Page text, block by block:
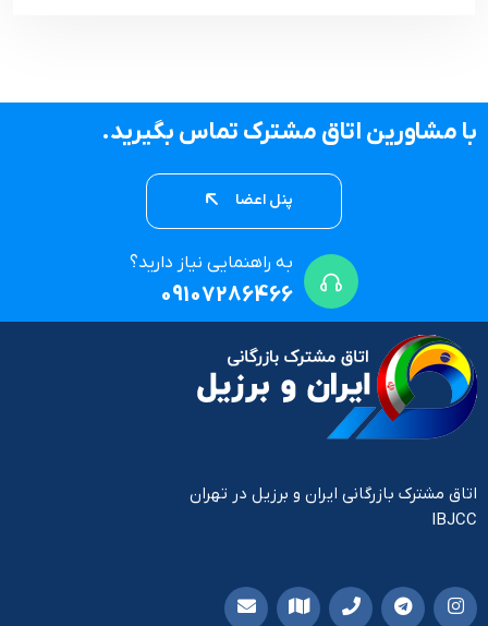
با مشاورین اتاق مشترک تماس بگیرید.
پنل اعضا
به راهنمایی نیاز دارید؟
09107286466
اتاق مشترک بازرگانی ایران و برزیل در تهران
IBJCC